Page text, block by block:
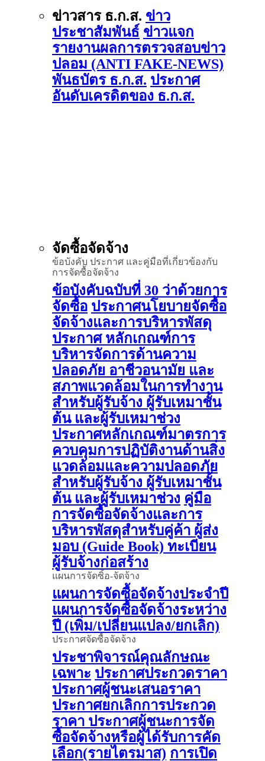
ข่าวสาร ธ.ก.ส. ข่าว
ประชาสัมพันธ์ ข่าวแจก
รายงานผลการตรวจสอบข่าว
ปลอม (ANTI FAKE-NEWS)
พันธบัตร ธ.ก.ส. ประกาศ
อันดับเครดิตของ ธ.ก.ส.
จัดซื้อจัดจ้าง
ข้อบังคับ ประกาศ และคู่มือที่เกี่ยวข้องกับ
การจัดซื้อจัดจ้าง
ข้อบังคับฉบับที่ 30 ว่าด้วยการ
จัดซื้อ ประกาศนโยบายจัดซื้อ
จัดจ้างและการบริหารพัสดุ
ประกาศ หลักเกณฑ์การ
บริหารจัดการด้านความ
ปลอดภัย อาชีวอนามัย และ
สภาพแวดล้อมในการทำงาน
สำหรับผู้รับจ้าง ผู้รับเหมาชั้น
ต้น และผู้รับเหมาช่วง
ประกาศหลักเกณฑ์มาตรการ
ควบคุมการปฏิบัติงานด้านสิ่ง
แวดล้อมและความปลอดภัย
สำหรับผู้รับจ้าง ผู้รับเหมาชั้น
ต้น และผู้รับเหมาช่วง คู่มือ
การจัดซื้อจัดจ้างและการ
บริหารพัสดุสำหรับคู่ค้า ผู้ส่ง
มอบ (Guide Book) ทะเบียน
ผู้รับจ้างก่อสร้าง
แผนการจัดซิ้อ-จัดจ้าง
แผนการจัดซื้อจัดจ้างประจำปี
แผนการจัดซื้อจัดจ้างระหว่าง
ปี (เพิ่ม/เปลี่ยนแปลง/ยกเลิก)
ประกาศจัดซื้อจัดจ้าง
ประชาพิจารณ์คุณลักษณะ
เฉพาะ ประกาศประกวดราคา
ประกาศผู้ชนะเสนอราคา
ประกาศยกเลิกการประกวด
ราคา ประกาศผู้ชนะการจัด
ซื้อจัดจ้างหรือผู้ได้รับการคัด
เลือก(รายไตรมาส) การเปิด